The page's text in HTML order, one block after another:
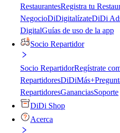
RestaurantesRegistra tu
NegocioDiDigitalízateDiDi
DigitalGuías de uso de la app
Socio Repartidor
Socio RepartidorRegístrate
RepartidoresDiDiMás+
RepartidoresGananciasSoporte
DiDi Shop
Acerca